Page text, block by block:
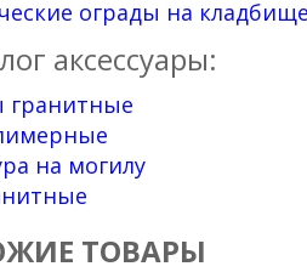
ограды на кладбище
аксессуары:
на могилу
ТОВАРЫ